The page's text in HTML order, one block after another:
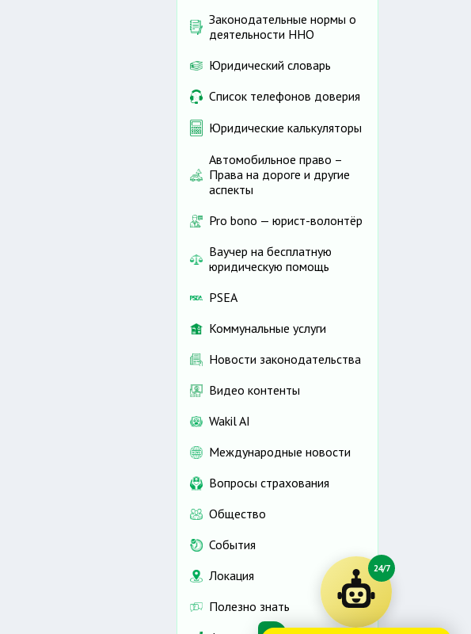
Законодательные нормы о
деятельности ННО
Юридический словарь
Список телефонов доверия
Юридические калькуляторы
Автомобильное право –
Права на дороге и другие
аспекты
Pro bono — юрист-волонтёр
Ваучер на бесплатную
юридическую помощь
PSEA
Коммунальные услуги
Новости законодательства
Видео контенты
Wakil AI
Международные новости
Вопросы страхования
Общество
События
Локация
Полезно знать
24/7